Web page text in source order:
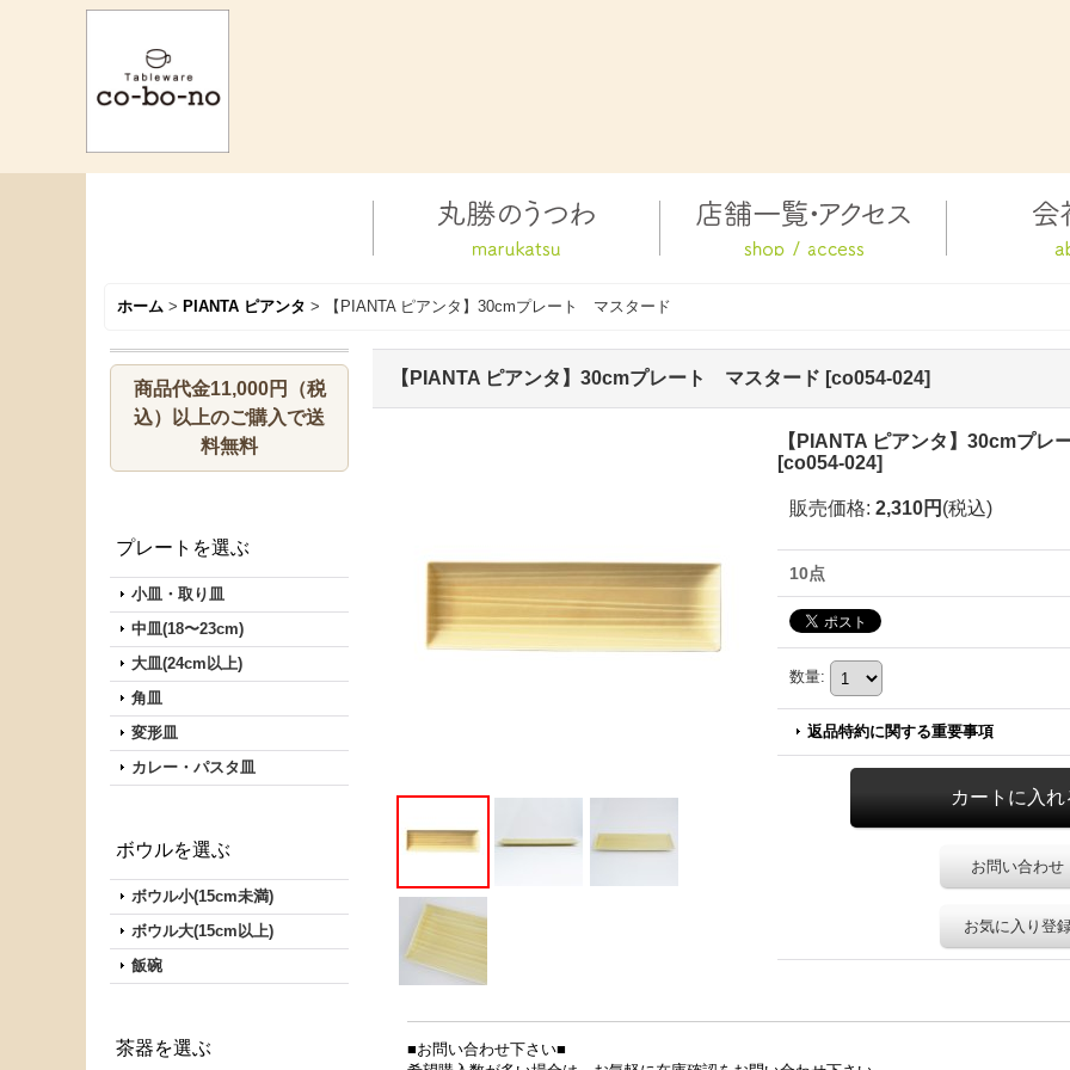
ホーム > PIANTA ピアンタ > 【PIANTA ピアンタ】30cmプレート マスタード
商品代金11,000円（税
込）以上のご購入で送
料無料
プレートを選ぶ
小皿・取り皿
中皿(18〜23cm)
大皿(24cm以上)
角皿
変形皿
カレー・パスタ皿
ボウルを選ぶ
ボウル小(15cm未満)
ボウル大(15cm以上)
飯碗
茶器を選ぶ
【PIANTA ピアンタ】30cmプレート マスタード [co054-024]
【PIANTA ピアンタ】30cmプ
[co054-024]
販売価格: 2,310円 (税込)
10点
数量:
返品特約に関する重要事項
お問い合わせ
お気に入り登
■お問い合わせ下さい■